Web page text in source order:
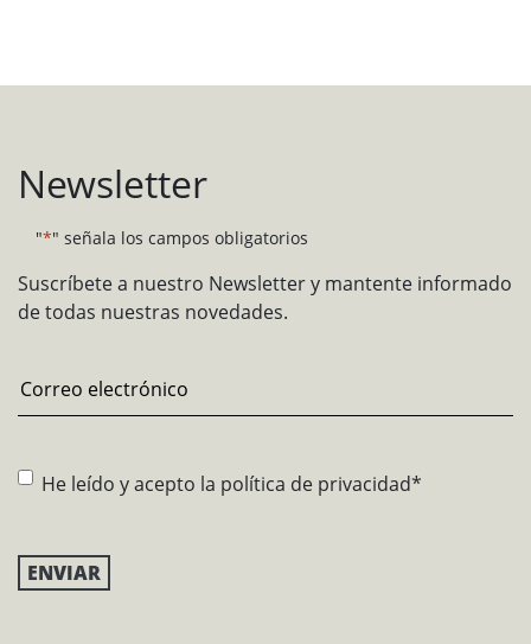
Newsletter
"*" señala los campos obligatorios
Suscríbete a nuestro Newsletter y mantente informado
de todas nuestras novedades.
Email*
Consentimiento*
He leído y acepto la política de privacidad*